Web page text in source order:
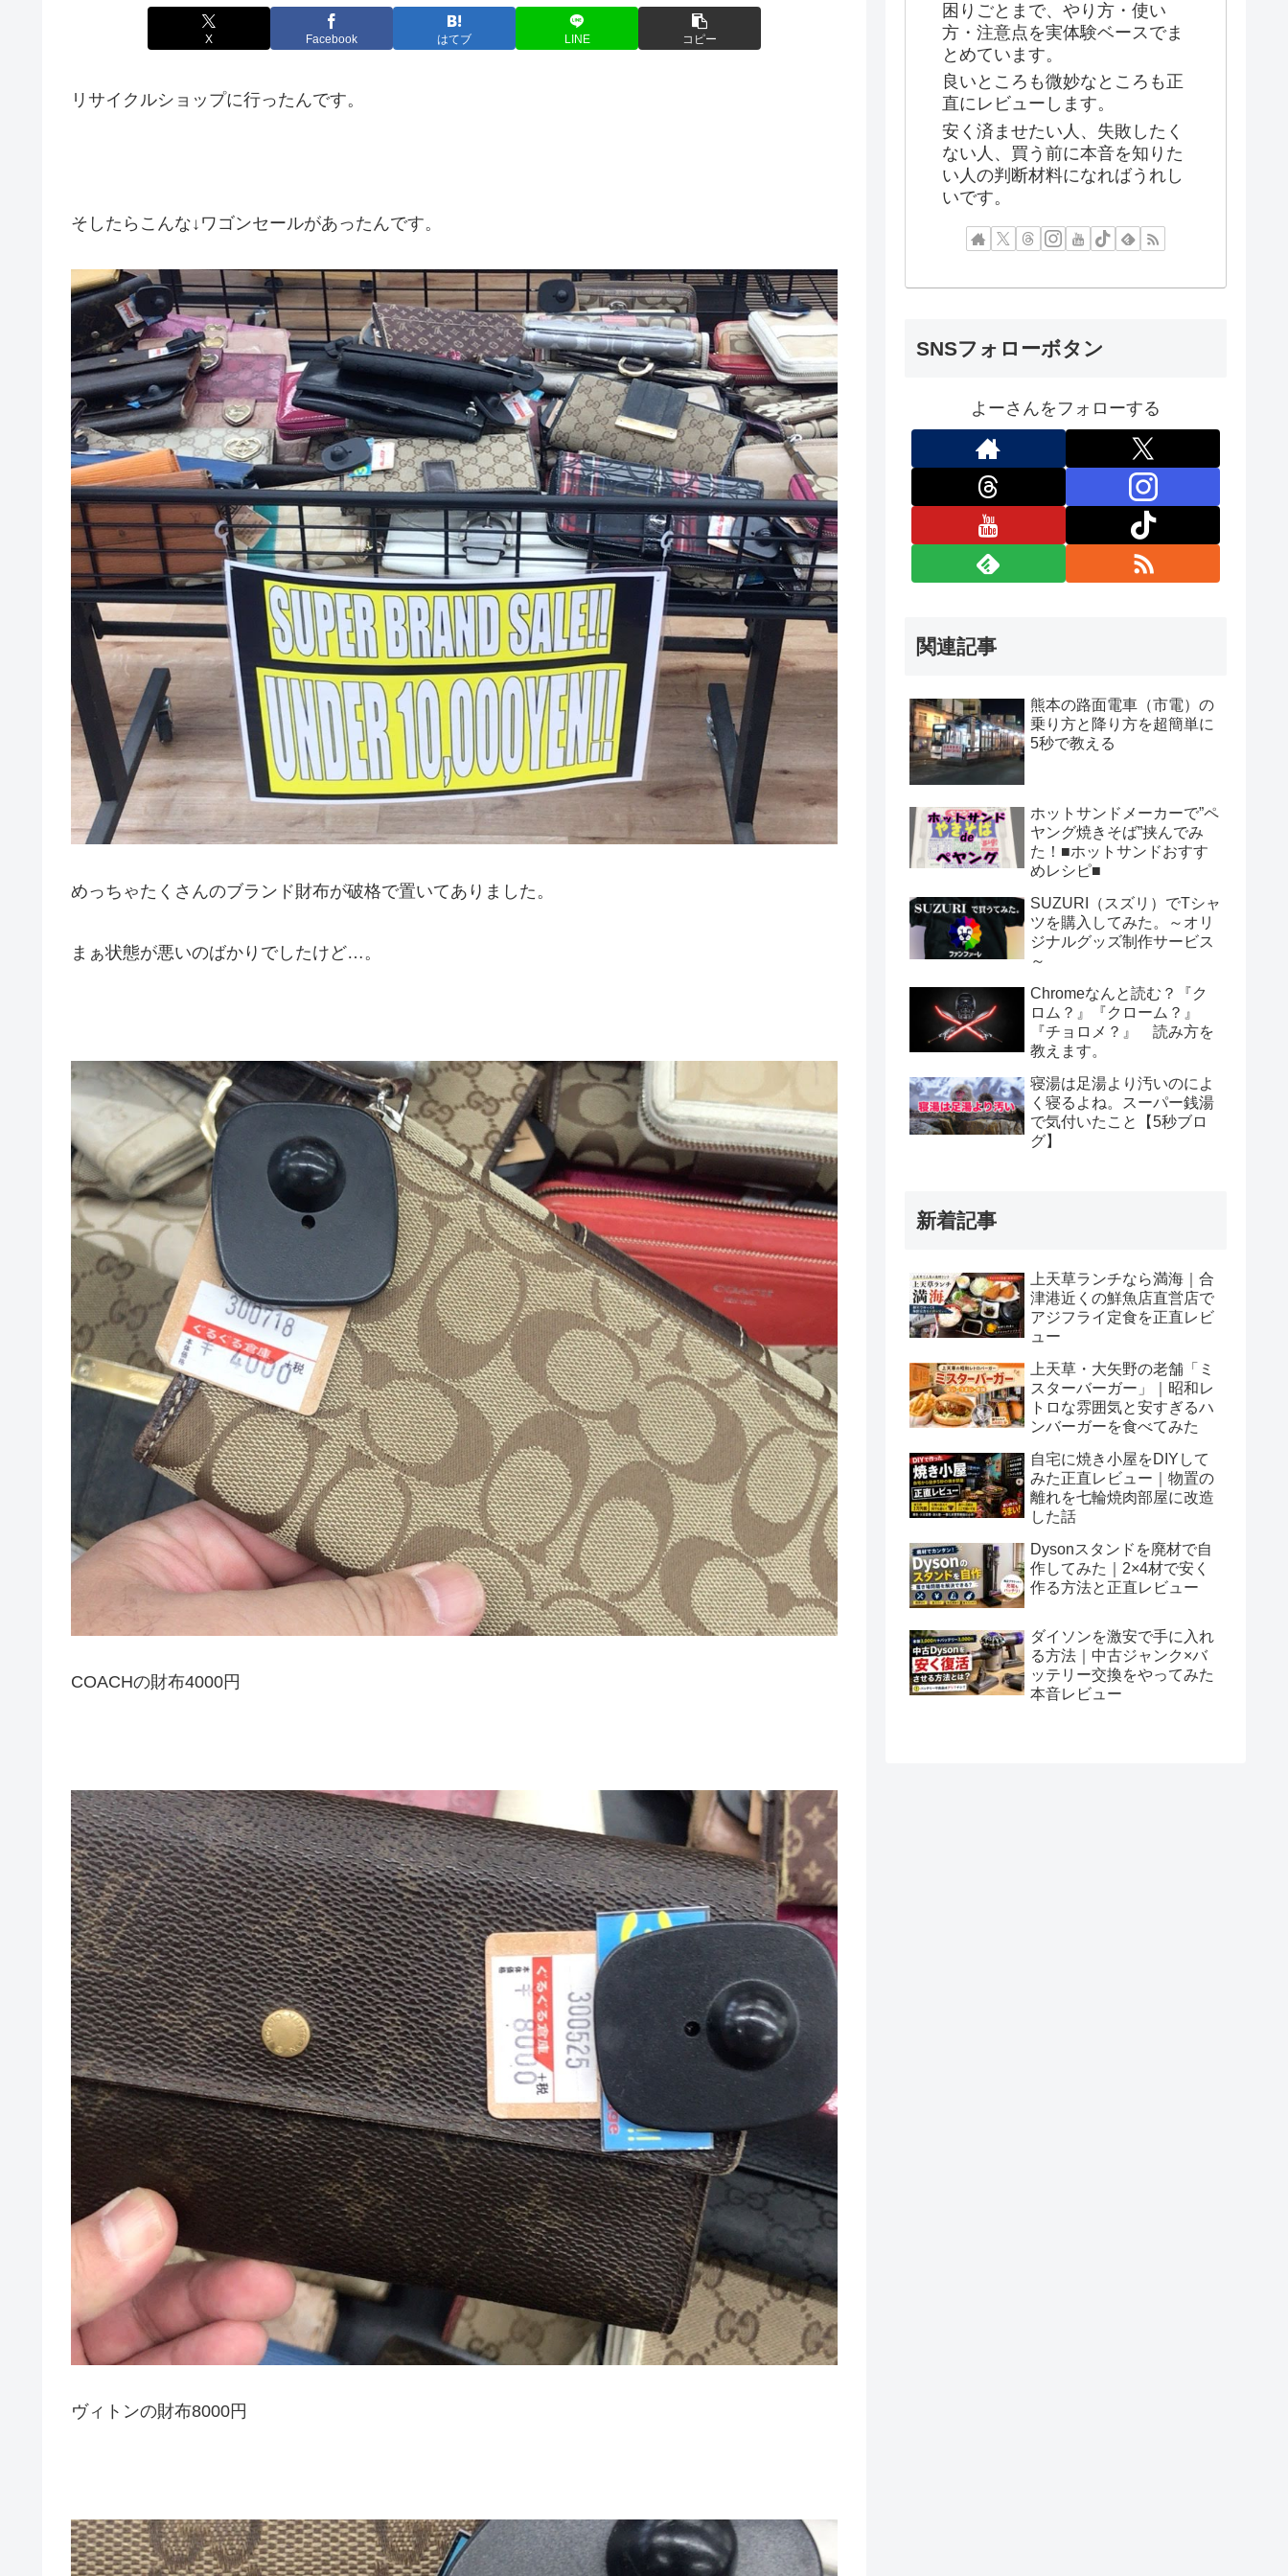
X Facebook はてブ LINE コピー
リサイクルショップに行ったんです。
そしたらこんな↓ワゴンセールがあったんです。
めっちゃたくさんのブランド財布が破格で置いてありました。
まぁ状態が悪いのばかりでしたけど…。
COACHの財布4000円
ヴィトンの財布8000円
困りごとまで、やり方・使い
方・注意点を実体験ベースでま
とめています。
良いところも微妙なところも正
直にレビューします。
安く済ませたい人、失敗したく
ない人、買う前に本音を知りた
い人の判断材料になればうれし
いです。
SNSフォローボタン
よーさんをフォローする
関連記事
熊本の路面電車（市電）の
乗り方と降り方を超簡単に
5秒で教える
ホットサンドメーカーで”ペ
ヤング焼きそば”挟んでみ
た！■ホットサンドおすす
めレシピ■
SUZURI（スズリ）でTシャ
ツを購入してみた。～オリ
ジナルグッズ制作サービス
～
Chromeなんと読む？『ク
ロム？』『クローム？』
『チョロメ？』 読み方を
教えます。
寝湯は足湯より汚いのによ
く寝るよね。スーパー銭湯
で気付いたこと【5秒ブロ
グ】
新着記事
上天草ランチなら満海｜合
津港近くの鮮魚店直営店で
アジフライ定食を正直レビ
ュー
上天草・大矢野の老舗「ミ
スターバーガー」｜昭和レ
トロな雰囲気と安すぎるハ
ンバーガーを食べてみた
自宅に焼き小屋をDIYして
みた正直レビュー｜物置の
離れを七輪焼肉部屋に改造
した話
Dysonスタンドを廃材で自
作してみた｜2×4材で安く
作る方法と正直レビュー
ダイソンを激安で手に入れ
る方法｜中古ジャンク×バ
ッテリー交換をやってみた
本音レビュー